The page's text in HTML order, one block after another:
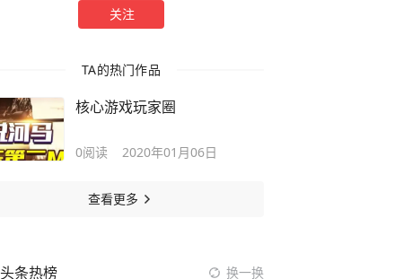
关注
TA的热门作品
核心游戏玩家圈
0阅读 2020年01月06日
查看更多
头条热榜 换一换